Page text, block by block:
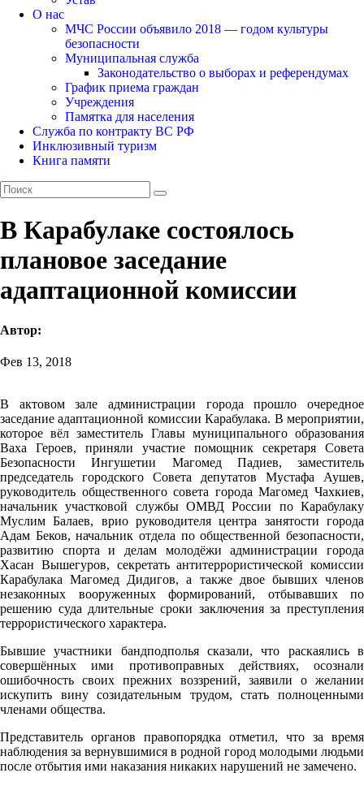
О нас
МЧС России объявило 2018 — годом культуры
безопасности
Муниципальная служба
Законодательство о выборах и референдумах
График приема граждан
Учреждения
Памятка для населения
Служба по контракту ВС РФ
Инклюзивный туризм
Книга памяти
В Карабулаке состоялось
плановое заседание
адаптационной комиссии
Автор:
Фев 13, 2018
В актовом зале администрации города прошло очередное
заседание адаптационной комиссии Карабулака. В мероприятии,
которое вёл заместитель Главы муниципального образования
Ваха Героев, приняли участие помощник секретаря Совета
Безопасности Ингушетии Магомед Падиев, заместитель
председатель городского Совета депутатов Мустафа Аушев,
руководитель общественного совета города Магомед Чахкиев,
начальник участковой службы ОМВД России по Карабулаку
Муслим Балаев, врио руководителя центра занятости города
Адам Беков, начальник отдела по общественной безопасности,
развитию спорта и делам молодёжи администрации города
Хасан Вышегуров, секретать антитеррористической комиссии
Карабулака Магомед Дидигов, а также двое бывших членов
незаконных вооруженных формирований, отбывавших по
решению суда длительные сроки заключения за преступления
террористического характера.
Бывшие участники бандподполья сказали, что раскаялись в
совершённых ими противоправных действиях, осознали
ошибочность своих прежних воззрений, заявили о желании
искупить вину созидательным трудом, стать полноценными
членами общества.
Представитель органов правопорядка отметил, что за время
наблюдения за вернувшимися в родной город молодыми людьми
после отбытия ими наказания никаких нарушений не замечено.